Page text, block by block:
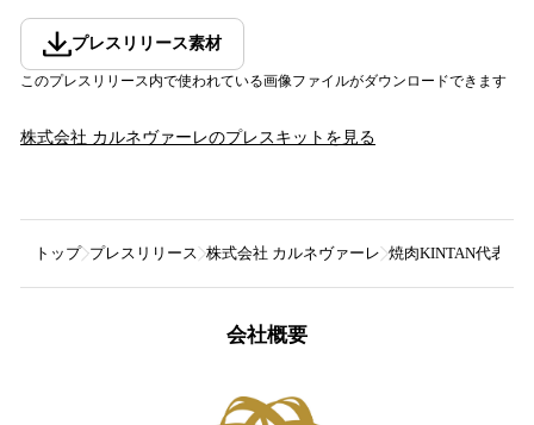
プレスリリース素材
このプレスリリース内で使われている画像ファイルがダウンロードできます
株式会社 カルネヴァーレのプレスキットを見る
トップ プレスリリース 株式会社 カルネヴァーレ 焼肉KINTAN代表取
会社概要